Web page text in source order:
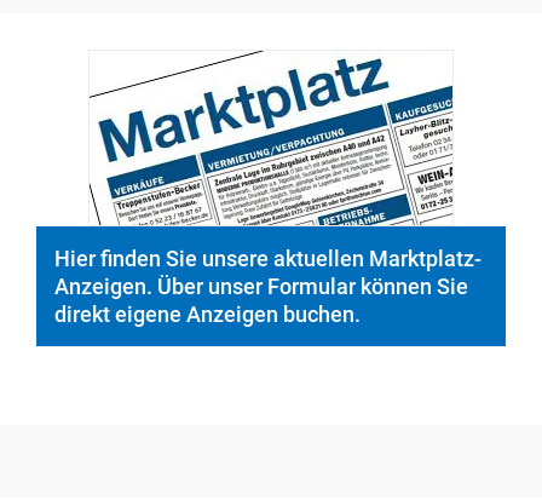
Hier finden Sie unsere aktuellen Marktplatz-
Anzeigen. Über unser Formular können Sie
direkt eigene Anzeigen buchen.